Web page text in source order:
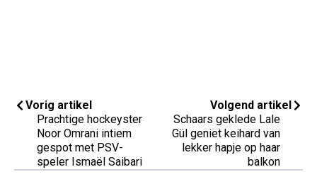
Vorig artikel
Prachtige hockeyster
Noor Omrani intiem
gespot met PSV-
speler Ismaël Saibari
Volgend artikel
Schaars geklede Lale
Gül geniet keihard van
lekker hapje op haar
balkon